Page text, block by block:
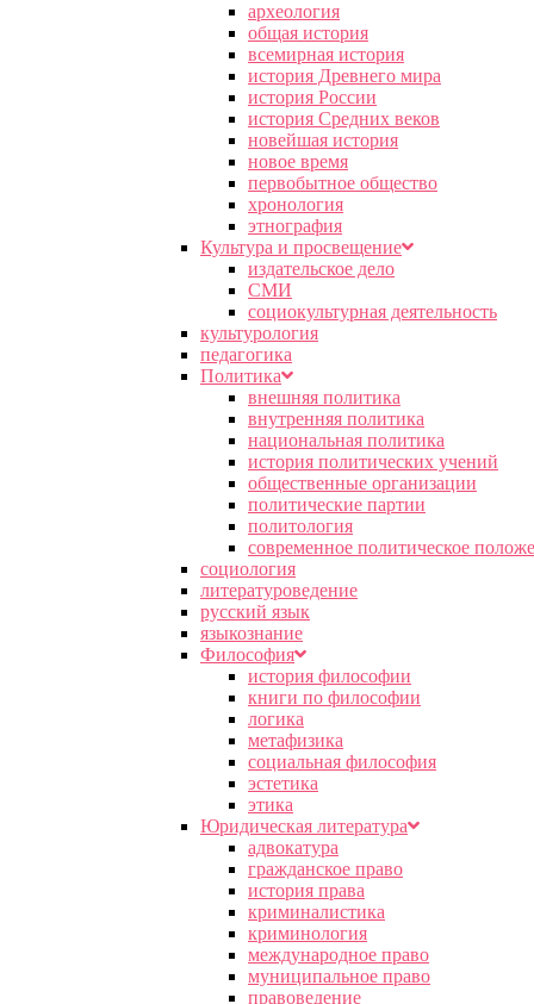
археология
общая история
всемирная история
история Древнего мира
история России
история Средних веков
новейшая история
новое время
первобытное общество
хронология
этнография
Культура и просвещение
издательское дело
СМИ
социокультурная деятельность
культурология
педагогика
Политика
внешняя политика
внутренняя политика
национальная политика
история политических учений
общественные организации
политические партии
политология
современное политическое
социология
литературоведение
русский язык
языкознание
Философия
история философии
книги по философии
логика
метафизика
социальная философия
эстетика
этика
Юридическая литература
адвокатура
гражданское право
история права
криминалистика
криминология
международное право
муниципальное право
правоведение